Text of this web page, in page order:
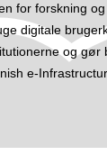
for forskning
digitale
og gør
e-